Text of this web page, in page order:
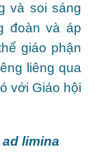
và soi sáng
đoàn và áp
giáo phận
liêng qua
với Giáo hội
ad limina